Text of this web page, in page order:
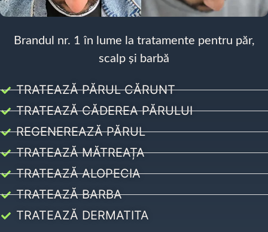
Brandul nr. 1 în lume la tratamente pentru păr,
scalp și barbă
TRATEAZĂ PĂRUL CĂRUNT
TRATEAZĂ CĂDEREA PĂRULUI
REGENEREAZĂ PĂRUL
TRATEAZĂ MĂTREAȚA
TRATEAZĂ ALOPECIA
TRATEAZĂ BARBA
TRATEAZĂ DERMATITA